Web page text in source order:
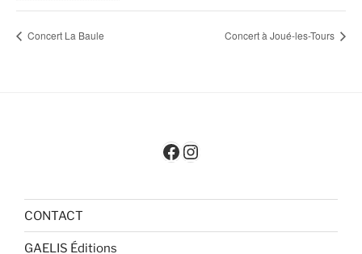
Concert La Baule Concert à Joué-les-Tours
Facebook
Instagram
CONTACT
GAELIS Éditions